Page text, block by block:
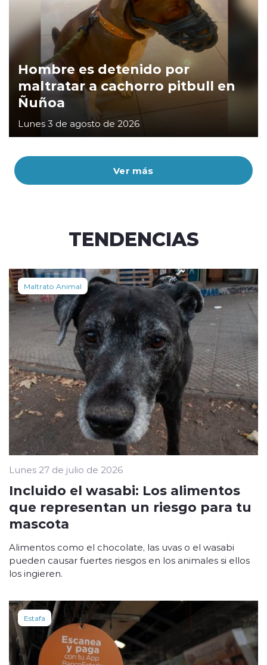
Ver más
Hombre es detenido por
maltratar a cachorro pitbull en
Ñuñoa
Lunes 3 de agosto de 2026
TENDENCIAS
Maltrato Animal
Lunes 27 de julio de 2026
Incluido el wasabi: Los alimentos
que representan un riesgo para tu
mascota
Alimentos como el chocolate, las uvas o el wasabi
pueden causar fuertes riesgos en los animales si ellos
los ingieren.
Estafa